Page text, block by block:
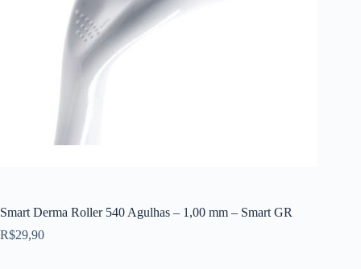
Smart Derma Roller 540 Agulhas – 1,00 mm – Smart GR
R$29,90